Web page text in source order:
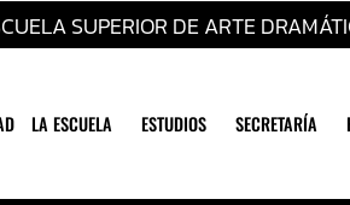
SUPERIOR DE ARTE
LA ESCUELA ESTUDIOS SECRETARÍA